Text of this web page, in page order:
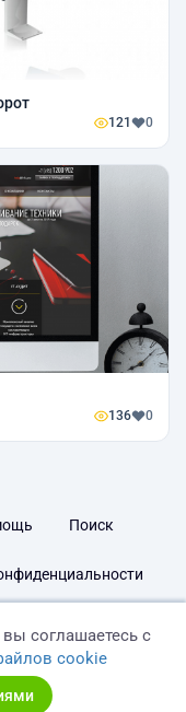
121 0
136 0
Поиск
соглашаетесь с
cookie